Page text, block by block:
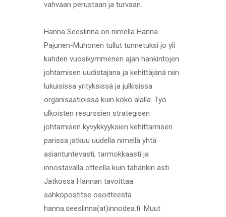
vahvaan perustaan ja turvaan.
Hanna Seeslinna on nimellä Hanna
Pajunen-Muhonen tullut tunnetuksi jo yli
kahden vuosikymmenen ajan hankintojen
johtamisen uudistajana ja kehittäjänä niin
lukuisissa yrityksissä ja julkisissa
organisaatioissa kuin koko alalla. Työ
ulkoisten resurssien strategisen
johtamisen kyvykkyyksien kehittämisen
parissa jatkuu uudella nimellä yhtä
asiantuntevasti, tarmokkaasti ja
innostavalla otteella kuin tähänkin asti.
Jatkossa Hannan tavoittaa
sähköpostitse osoitteesta
hanna.seeslinna(at)innodea.fi. Muut